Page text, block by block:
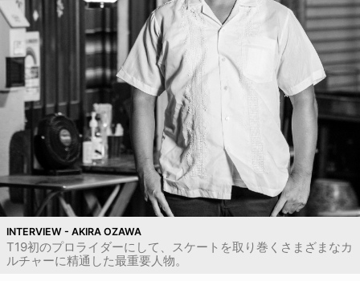
INTERVIEW - AKIRA OZAWA
T19初のプロライダーにして、スケートを取り巻くさまざまなカ
ルチャーに精通した最重要人物。